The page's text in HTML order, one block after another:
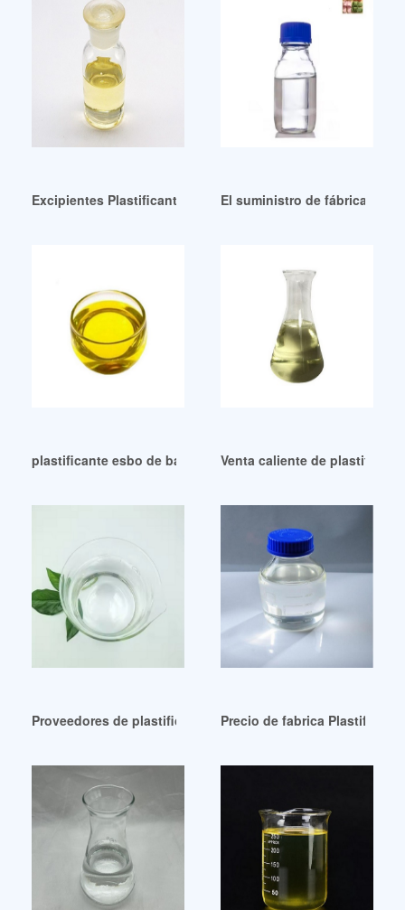
Excipientes Plastificantes VenezuelaEl suministro de fábrica más
plastificante esbo de bajo precio plastificante esbo
Venta caliente de
Proveedores de plastificantes de benzoato de alta calidad
Precio de fabrica